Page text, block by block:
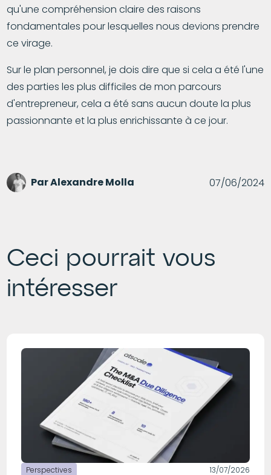
qu'une compréhension claire des raisons
fondamentales pour lesquelles nous devions prendre
ce virage.
Sur le plan personnel, je dois dire que si cela a été l'une
des parties les plus difficiles de mon parcours
d'entrepreneur, cela a été sans aucun doute la plus
passionnante et la plus enrichissante à ce jour.
ParAlexandre Molla 07/06/2024
Ceci pourrait vous
intéresser
Perspectives 13/07/2026